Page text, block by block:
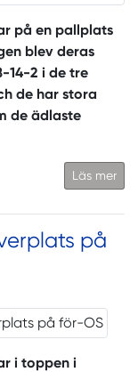
på en pallplats
blev deras
14-2 i de tre
de har stora
de ädlaste
Läs mer
på
i toppen i